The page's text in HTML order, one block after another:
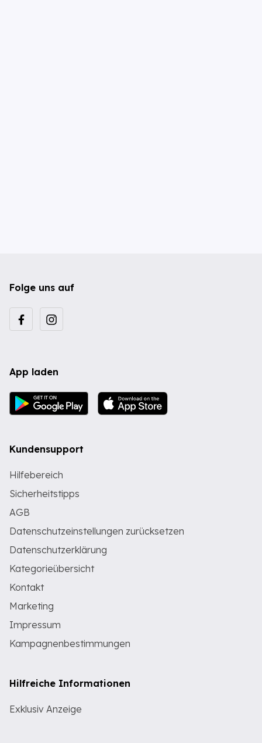
Folge uns auf
App laden
Kundensupport
Hilfebereich
Sicherheitstipps
AGB
Datenschutzeinstellungen zurücksetzen
Datenschutzerklärung
Kategorieübersicht
Kontakt
Marketing
Impressum
Kampagnenbestimmungen
Hilfreiche Informationen
Exklusiv Anzeige